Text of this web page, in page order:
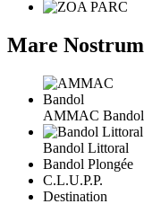
Mare Nostrum
AMMAC Bandol
Bandol Littoral
Bandol Plongée
C.L.U.P.P.
Destination